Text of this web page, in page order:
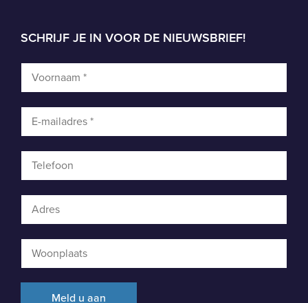
SCHRIJF JE IN VOOR DE NIEUWSBRIEF!